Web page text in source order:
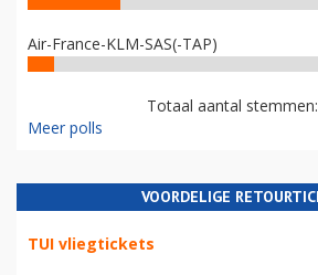
Air-France-KLM-SAS(-TAP)
Totaal aantal
Meer polls
VOORDELIGE
TUI vliegtickets